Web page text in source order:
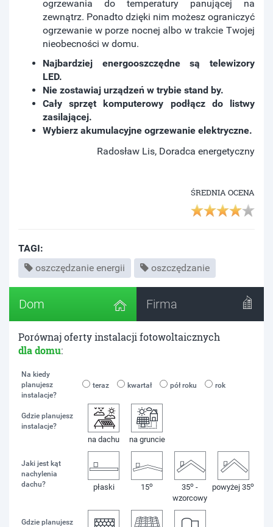
ogrzewania do temperatury panującej na
zewnątrz. Ponadto dzięki nim możesz ograniczyć
ogrzewanie w porze nocnej albo w trakcie Twojej
nieobecności w domu.
Najbardziej energooszczędne są telewizory
LED.
Nie zostawiaj urządzeń w trybie stand by.
Cały sprzęt komputerowy podłącz do listwy
zasilającej.
Wybierz akumulacyjne ogrzewanie elektryczne.
Radosław Lis, Doradca energetyczny
ŚREDNIA OCENA
TAGI:
oszczędzanie energii
oszczędzanie
Dom Firma
Porównaj oferty instalacji fotowoltaicznych
dla domu:
Na kiedy
planujesz
instalacje?
teraz kwartał pół roku rok
Gdzie planujesz
instalacje?
na dachu na gruncie
Jaki jest kąt
nachylenia
dachu?
płaski 15o 35o -
wzorcowy
powyżej 35o
Gdzie planujesz